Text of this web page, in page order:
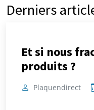
Derniers
Et si nous
produits ?
Plaquendirect